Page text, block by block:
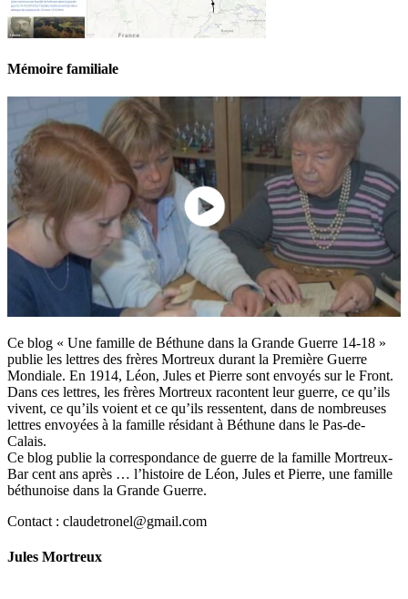
Mémoire familiale
Ce blog « Une famille de Béthune dans la Grande Guerre 14-18 »
publie les lettres des frères Mortreux durant la Première Guerre
Mondiale. En 1914, Léon, Jules et Pierre sont envoyés sur le Front.
Dans ces lettres, les frères Mortreux racontent leur guerre, ce qu’ils
vivent, ce qu’ils voient et ce qu’ils ressentent, dans de nombreuses
lettres envoyées à la famille résidant à Béthune dans le Pas-de-
Calais.
Ce blog publie la correspondance de guerre de la famille Mortreux-
Bar cent ans après … l’histoire de Léon, Jules et Pierre, une famille
béthunoise dans la Grande Guerre.
Contact : claudetronel@gmail.com
Jules Mortreux